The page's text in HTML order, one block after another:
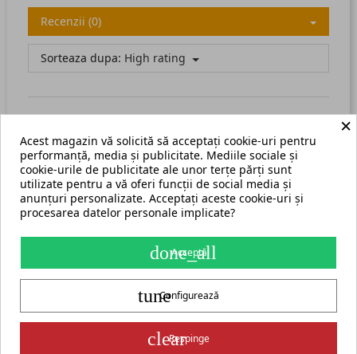
Recenzii (0)
Sorteaza dupa: High rating
There are no available reviews.Scrie recenzia ta.
Termeni și condiții Harta site
S.C. ECHIPAMENTE ROMANIA s.r.l.
str. Grigore Ghica Voda nr. 3, Iași, cod postal 700503
contact@cormak.ro
+40 775 333 666
Partener oficial exclusiv al producătorului CORMAK Jerzy Zalewski
pentru piața din România.
✆Contact
×
Acest magazin vă solicită să acceptați cookie-uri pentru
performanță, media și publicitate. Mediile sociale și
cookie-urile de publicitate ale unor terțe părți sunt
utilizate pentru a vă oferi funcții de social media și
anunțuri personalizate. Acceptați aceste cookie-uri și
procesarea datelor personale implicate?
done_all
Acceptă
tuneConfigurează
clearRespinge